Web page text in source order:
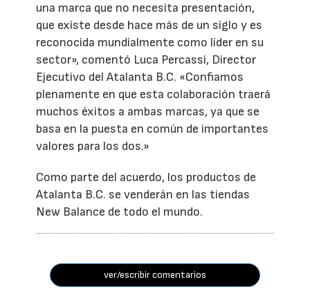
una marca que no necesita presentación,
que existe desde hace más de un siglo y es
reconocida mundialmente como líder en su
sector», comentó Luca Percassi, Director
Ejecutivo del Atalanta B.C. «Confiamos
plenamente en que esta colaboración traerá
muchos éxitos a ambas marcas, ya que se
basa en la puesta en común de importantes
valores para los dos.»
Como parte del acuerdo, los productos de
Atalanta B.C. se venderán en las tiendas
New Balance de todo el mundo.
ver/escribir comentarios